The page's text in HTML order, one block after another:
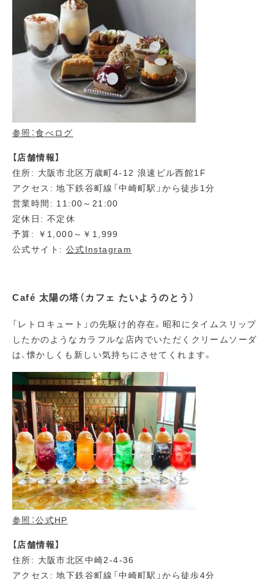
参照：食べログ
【店舗情報】
住所: 大阪市北区万歳町4-12 浪速ビル西館1F
アクセス: 地下鉄谷町線「中崎町駅」から徒歩1分
営業時間: 11:00～21:00
定休日: 不定休
予算: ￥1,000～￥1,999
公式サイト: 公式Instagram
Café 太陽の塔（カフェ たいようのとう）
「レトロキュート」の先駆け的存在。昭和にタイムスリップ
したかのようなカラフルな店内でいただくクリームソーダ
は、懐かしくも新しい気持ちにさせてくれます。
参照：公式HP
【店舗情報】
住所: 大阪市北区中崎2-4-36
アクセス: 地下鉄谷町線「中崎町駅」から徒歩4分